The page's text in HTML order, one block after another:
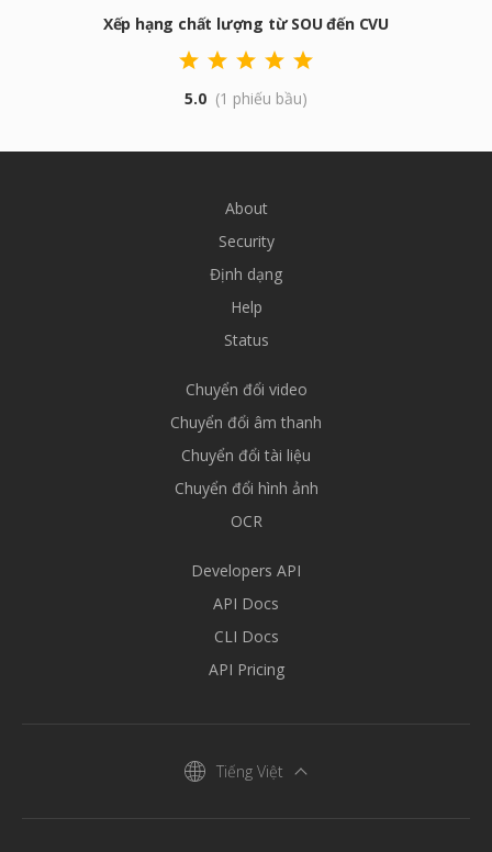
Xếp hạng chất lượng từ SOU đến CVU
5.0 (1 phiếu bầu)
About
Security
Định dạng
Help
Status
Chuyển đổi video
Chuyển đổi âm thanh
Chuyển đổi tài liệu
Chuyển đổi hình ảnh
OCR
Developers API
API Docs
CLI Docs
API Pricing
Tiếng Việt